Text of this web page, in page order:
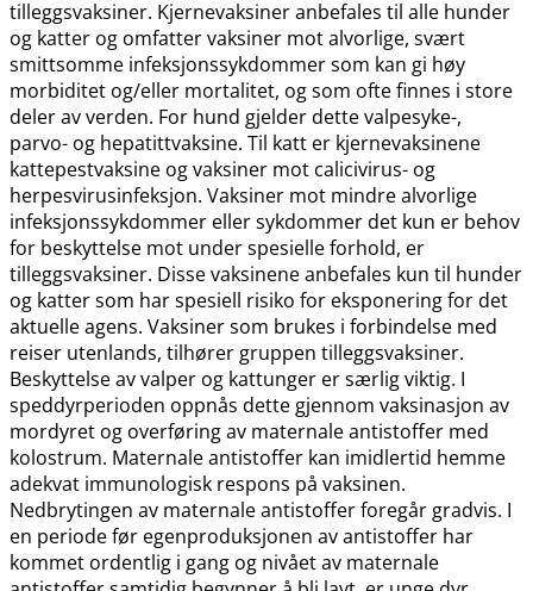
tilleggsvaksiner. Kjernevaksiner anbefales til alle hunder
og katter og omfatter vaksiner mot alvorlige, svært
smittsomme infeksjonssykdommer som kan gi høy
morbiditet og​/​eller mortalitet, og som ofte finnes i store
deler av verden. For hund gjelder dette valpesyke-,
parvo- og hepatittvaksine. Til katt er kjernevaksinene
kattepestvaksine og vaksiner mot calicivirus- og
herpesvirusinfeksjon. Vaksiner mot mindre alvorlige
infeksjonssykdommer eller sykdommer det kun er behov
for beskyttelse mot under spesielle forhold, er
tilleggsvaksiner. Disse vaksinene anbefales kun til hunder
og katter som har spesiell risiko for eksponering for det
aktuelle agens. Vaksiner som brukes i forbindelse med
reiser utenlands, tilhører gruppen tilleggsvaksiner.
Beskyttelse av valper og kattunger er særlig viktig. I
speddyrperioden oppnås dette gjennom vaksinasjon av
mordyret og overføring av maternale antistoffer med
kolostrum. Maternale antistoffer kan imidlertid hemme
adekvat immunologisk respons på vaksinen.
Nedbrytingen av maternale antistoffer foregår gradvis. I
en periode før egenproduksjonen av antistoffer har
kommet ordentlig i gang og nivået av maternale